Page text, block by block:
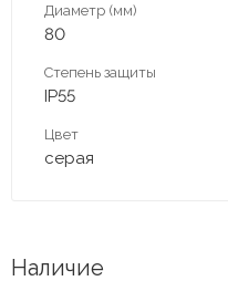
Диаметр (мм)
80
Степень защиты
IP55
Цвет
серая
Наличие